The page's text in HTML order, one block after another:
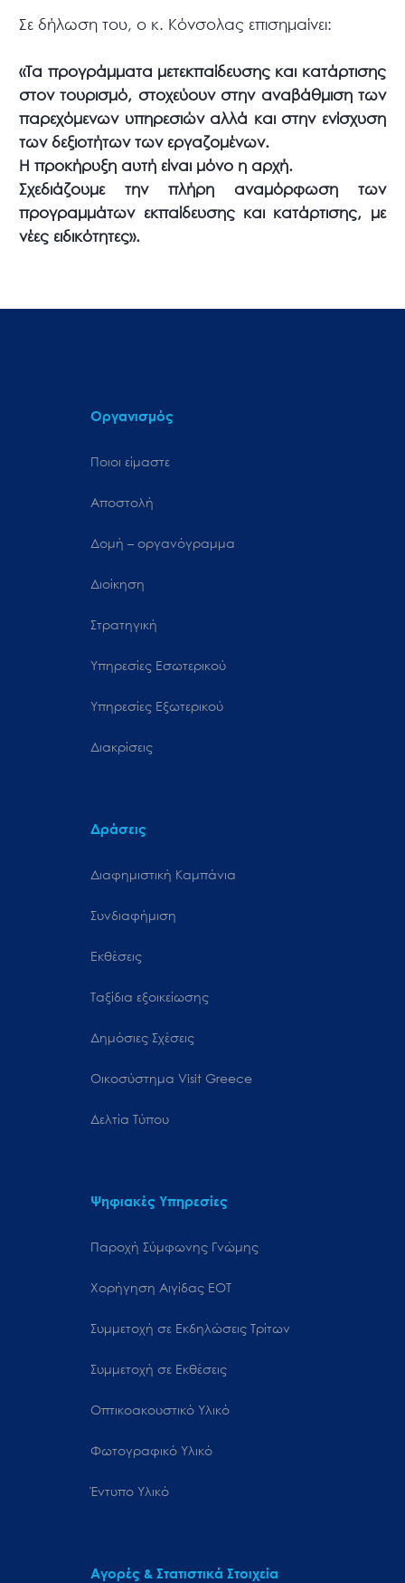
Σε δήλωση του, ο κ. Κόνσολας επισημαίνει:
«Τα προγράμματα μετεκπαίδευσης και κατάρτισης
στον τουρισμό, στοχεύουν στην αναβάθμιση των
παρεχόμενων υπηρεσιών αλλά και στην ενίσχυση
των δεξιοτήτων των εργαζομένων.
Η προκήρυξη αυτή είναι μόνο η αρχή.
Σχεδιάζουμε την πλήρη αναμόρφωση των
προγραμμάτων εκπαίδευσης και κατάρτισης, με
νέες ειδικότητες».
Οργανισμός
Ποιοι είμαστε
Αποστολή
Δομή – οργανόγραμμα
Διοίκηση
Στρατηγική
Υπηρεσίες Εσωτερικού
Υπηρεσίες Εξωτερικού
Διακρίσεις
Δράσεις
Διαφημιστική Καμπάνια
Συνδιαφήμιση
Εκθέσεις
Ταξίδια εξοικείωσης
Δημόσιες Σχέσεις
Oικοσύστημα Visit Greece
Δελτία Τύπου
Ψηφιακές Υπηρεσίες
Παροχή Σύμφωνης Γνώμης
Χορήγηση Αιγίδας ΕΟΤ
Συμμετοχή σε Εκδηλώσεις Τρίτων
Συμμετοχή σε Εκθέσεις
Οπτικοακουστικό Υλικό
Φωτογραφικό Υλικό
Έντυπο Υλικό
Αγορές & Στατιστικά Στοιχεία